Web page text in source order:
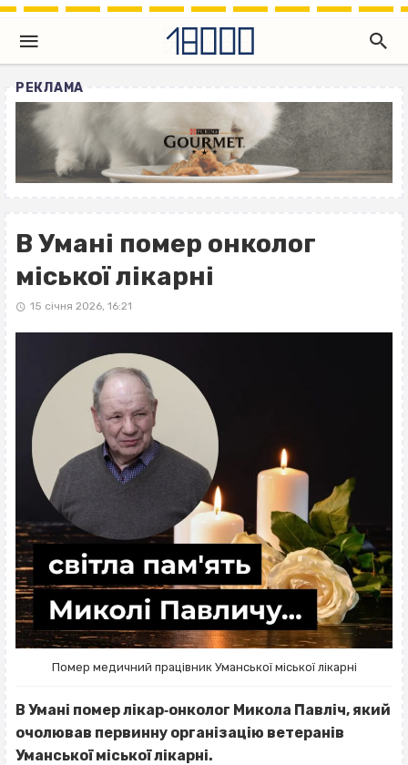
РЕКЛАМА
В Умані помер онколог
міської лікарні
15 січня 2026, 16:21
Помер медичний працівник Уманської міської лікарні
В Умані помер лікар‐онколог Микола Павліч, який
очолював первинну організацію ветеранів
Уманської міської лікарні.